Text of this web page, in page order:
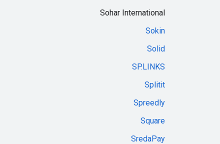
Sohar International
Sokin
Solid
SP.LINKS
Splitit
Spreedly
Square
SredaPay